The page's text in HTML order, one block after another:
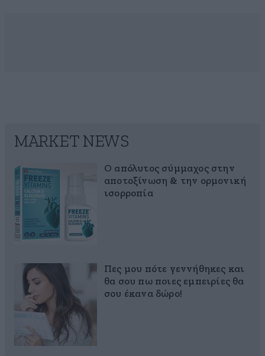
MARKET NEWS
Ο απόλυτος σύμμαχος στην
αποτοξίνωση & την ορμονική
ισορροπία
Πες μου πότε γεννήθηκες και
θα σου πω ποιες εμπειρίες θα
σου έκανα δώρο!